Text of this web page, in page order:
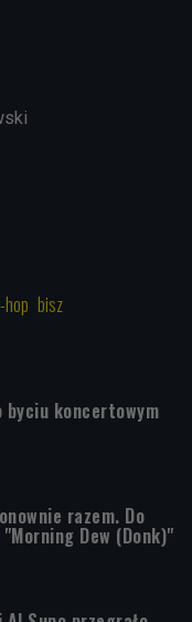
hop bisz
byciu koncertowym
razem. Do
Dew (Donk)"